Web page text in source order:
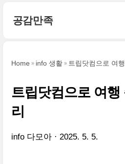
공감만족
Home info 생활 트립닷컴으로 여
트립닷컴으로 여행
리
info 다모아 2025. 5. 5.